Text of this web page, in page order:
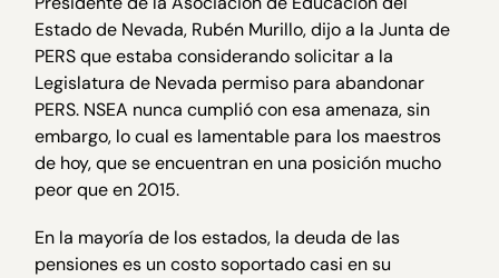
Estado de Nevada, Rubén Murillo, dijo a la Junta de
PERS que estaba considerando solicitar a la
Legislatura de Nevada permiso para abandonar
PERS. NSEA nunca cumplió con esa amenaza, sin
embargo, lo cual es lamentable para los maestros
de hoy, que se encuentran en una posición mucho
peor que en 2015.
En la mayoría de los estados, la deuda de las
pensiones es un costo soportado casi en su